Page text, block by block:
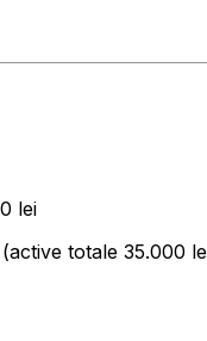
lei
totale 35.000